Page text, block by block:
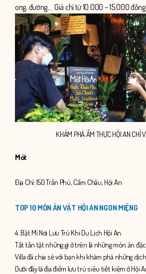
ong, đường,… Giá chỉ từ 10.000 – 15.000 đồng.
KHÁM PHÁ ẨM THỰC HỘI AN CHỈ
Mót
Địa Chỉ: 150 Trần Phú, Cẩm Châu, Hội An
TOP 10 MÓN ĂN VẶT HỘI AN NGON MIỆNG
4. Bật Mí Nơi Lưu Trú Khi Du Lịch Hội An.
Tất tần tật những gì ở trên là những món ăn
Villa đã chia sẻ với bạn khi khám phá những
Dưới đây là địa điểm lưu trú siêu tiết kiệm ở Hội